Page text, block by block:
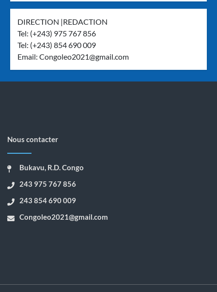
DIRECTION |REDACTION
Tel: (+243) 975 767 856
Tel: (+243) 854 690 009
Email:Congoleo2021@gmail.com
Nous contacter
Bukavu, R.D. Congo
243 975 767 856
243 854 690 009
Congoleo2021@gmail.com